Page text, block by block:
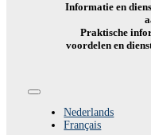
Informatie en
Praktische
voordelen en
Toggle
NavigationNederlands
Français